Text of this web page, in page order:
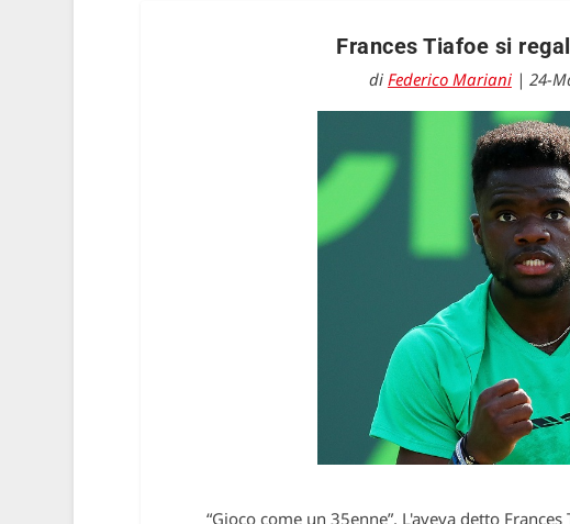
Frances Tiafoe si
di Federico Mariani| 24-
“Gioco come un 35enne”. L'aveva detto